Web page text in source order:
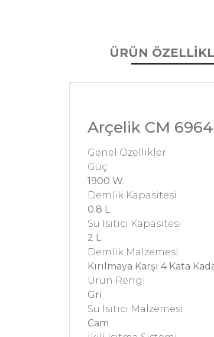
ÜRÜN
Arçelik CM
Genel Özellikler
Güç
1900 W
Demlik Kapasitesi
0.8 L
Su Isıtıcı Kapasitesi
2 L
Demlik Malzemesi
Kırılmaya Karşı 4 Kata
Ürün Rengi
Gri
Su Isıtıcı Malzemesi
Cam